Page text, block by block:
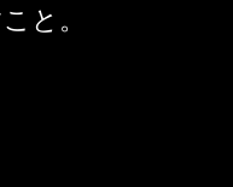
と。